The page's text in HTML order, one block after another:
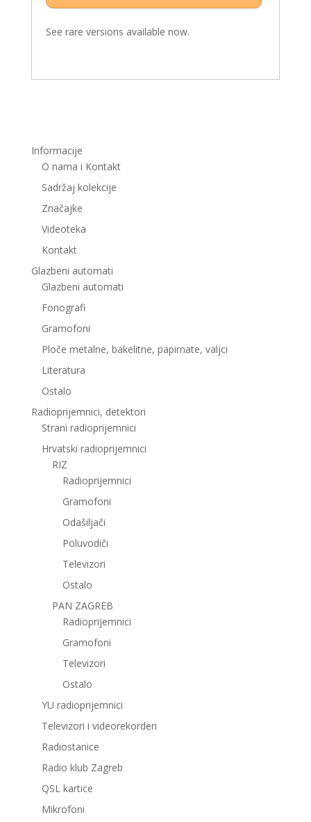
See rare versions available now.
Informacije
O nama i Kontakt
Sadržaj kolekcije
Značajke
Videoteka
Kontakt
Glazbeni automati
Glazbeni automati
Fonografi
Gramofoni
Ploče metalne, bakelitne, papirnate, valjci
Literatura
Ostalo
Radioprijemnici, detektori
Strani radioprijemnici
Hrvatski radioprijemnici
RIZ
Radioprijemnici
Gramofoni
Odašiljači
Poluvodiči
Televizori
Ostalo
PAN ZAGREB
Radioprijemnici
Gramofoni
Televizori
Ostalo
YU radioprijemnici
Televizori i videorekorderi
Radiostanice
Radio klub Zagreb
QSL kartice
Mikrofoni